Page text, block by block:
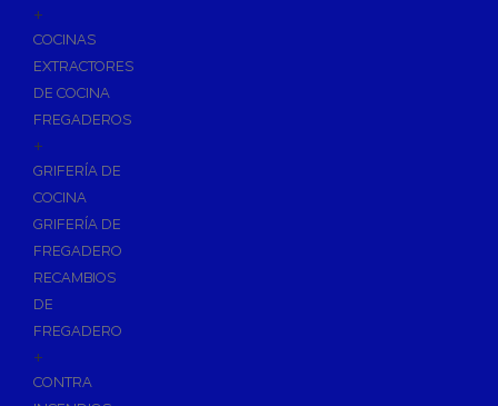
+
COCINAS
EXTRACTORES
DE COCINA
FREGADEROS
+
GRIFERÍA DE
COCINA
GRIFERÍA DE
FREGADERO
RECAMBIOS
DE
FREGADERO
+
CONTRA